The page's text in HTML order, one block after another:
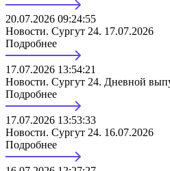
20.07.2026 09:24:55
Новости. Сургут 24. 17.07.2026
Подробнее
17.07.2026 13:54:21
Новости. Сургут 24. Дневной
Подробнее
17.07.2026 13:53:33
Новости. Сургут 24. 16.07.2026
Подробнее